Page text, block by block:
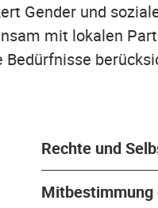
Gender und
mit lokalen
Rechte und
Mitbestimmung